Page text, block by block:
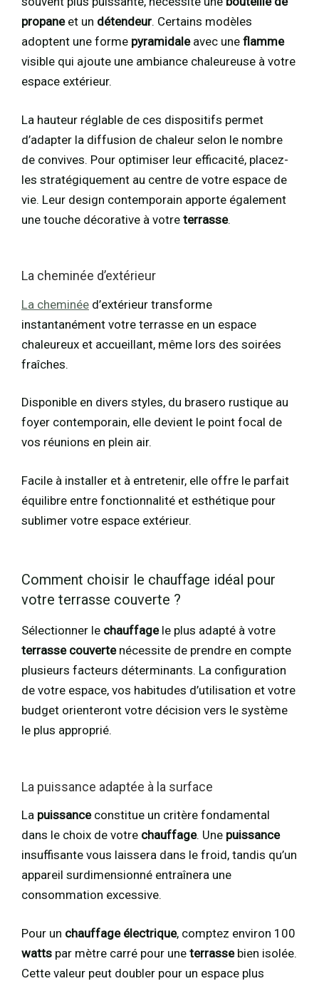
propaneet un détendeur. Certains modèles
adoptent une forme pyramidaleavec une flamme
visible qui ajoute une ambiance chaleureuse à votre
espace extérieur.
La hauteur réglable de ces dispositifs permet
d’adapter la diffusion de chaleur selon le nombre
de convives. Pour optimiser leur efficacité, placez-
les stratégiquement au centre de votre espace de
vie. Leur design contemporain apporte également
une touche décorative à votre terrasse.
La cheminée d’extérieur
La cheminée d’extérieur transforme
instantanément votre terrasse en un espace
chaleureux et accueillant, même lors des soirées
fraîches.
Disponible en divers styles, du brasero rustique au
foyer contemporain, elle devient le point focal de
vos réunions en plein air.
Facile à installer et à entretenir, elle offre le parfait
équilibre entre fonctionnalité et esthétique pour
sublimer votre espace extérieur.
Comment choisir le chauffage idéal pour
votre terrasse couverte ?
Sélectionner le chauffagele plus adapté à votre
terrasse couvertenécessite de prendre en compte
plusieurs facteurs déterminants. La configuration
de votre espace, vos habitudes d’utilisation et votre
budget orienteront votre décision vers le système
le plus approprié.
La puissance adaptée à la surface
La puissanceconstitue un critère fondamental
dans le choix de votre chauffage. Une puissance
insuffisante vous laissera dans le froid, tandis qu’un
appareil surdimensionné entraînera une
consommation excessive.
Pour un chauffage électrique, comptez environ 100
watts par mètre carré pour une terrassebien isolée.
Cette valeur peut doubler pour un espace plus